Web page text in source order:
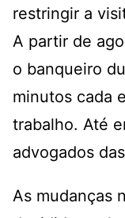
restringir a
A partir de
o banqueiro
minutos cada
trabalho. Até
advogados
As mudanças